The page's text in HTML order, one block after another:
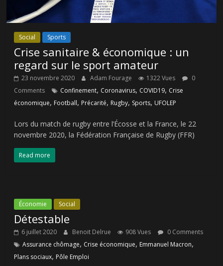
Social Sports
Crise sanitaire & économique : un
regard sur le sport amateur
23 novembre 2020 Adam Fourage 1322 Vues
0
Comments
Confinement, Coronavirus, COVID19, Crise
économique, Football, Précarité, Rugby, Sports, UFOLEP
Lors du match de rugby entre l’Écosse et la France, le 22
novembre 2020, la Fédération Française de Rugby (FFR)
Read more
Économie Social
Détestable
6 juillet 2020 Benoit Delrue 908 Vues
0 Comments
Assurance chômage, Crise économique, Emmanuel Macron,
Plans sociaux, Pôle Emploi